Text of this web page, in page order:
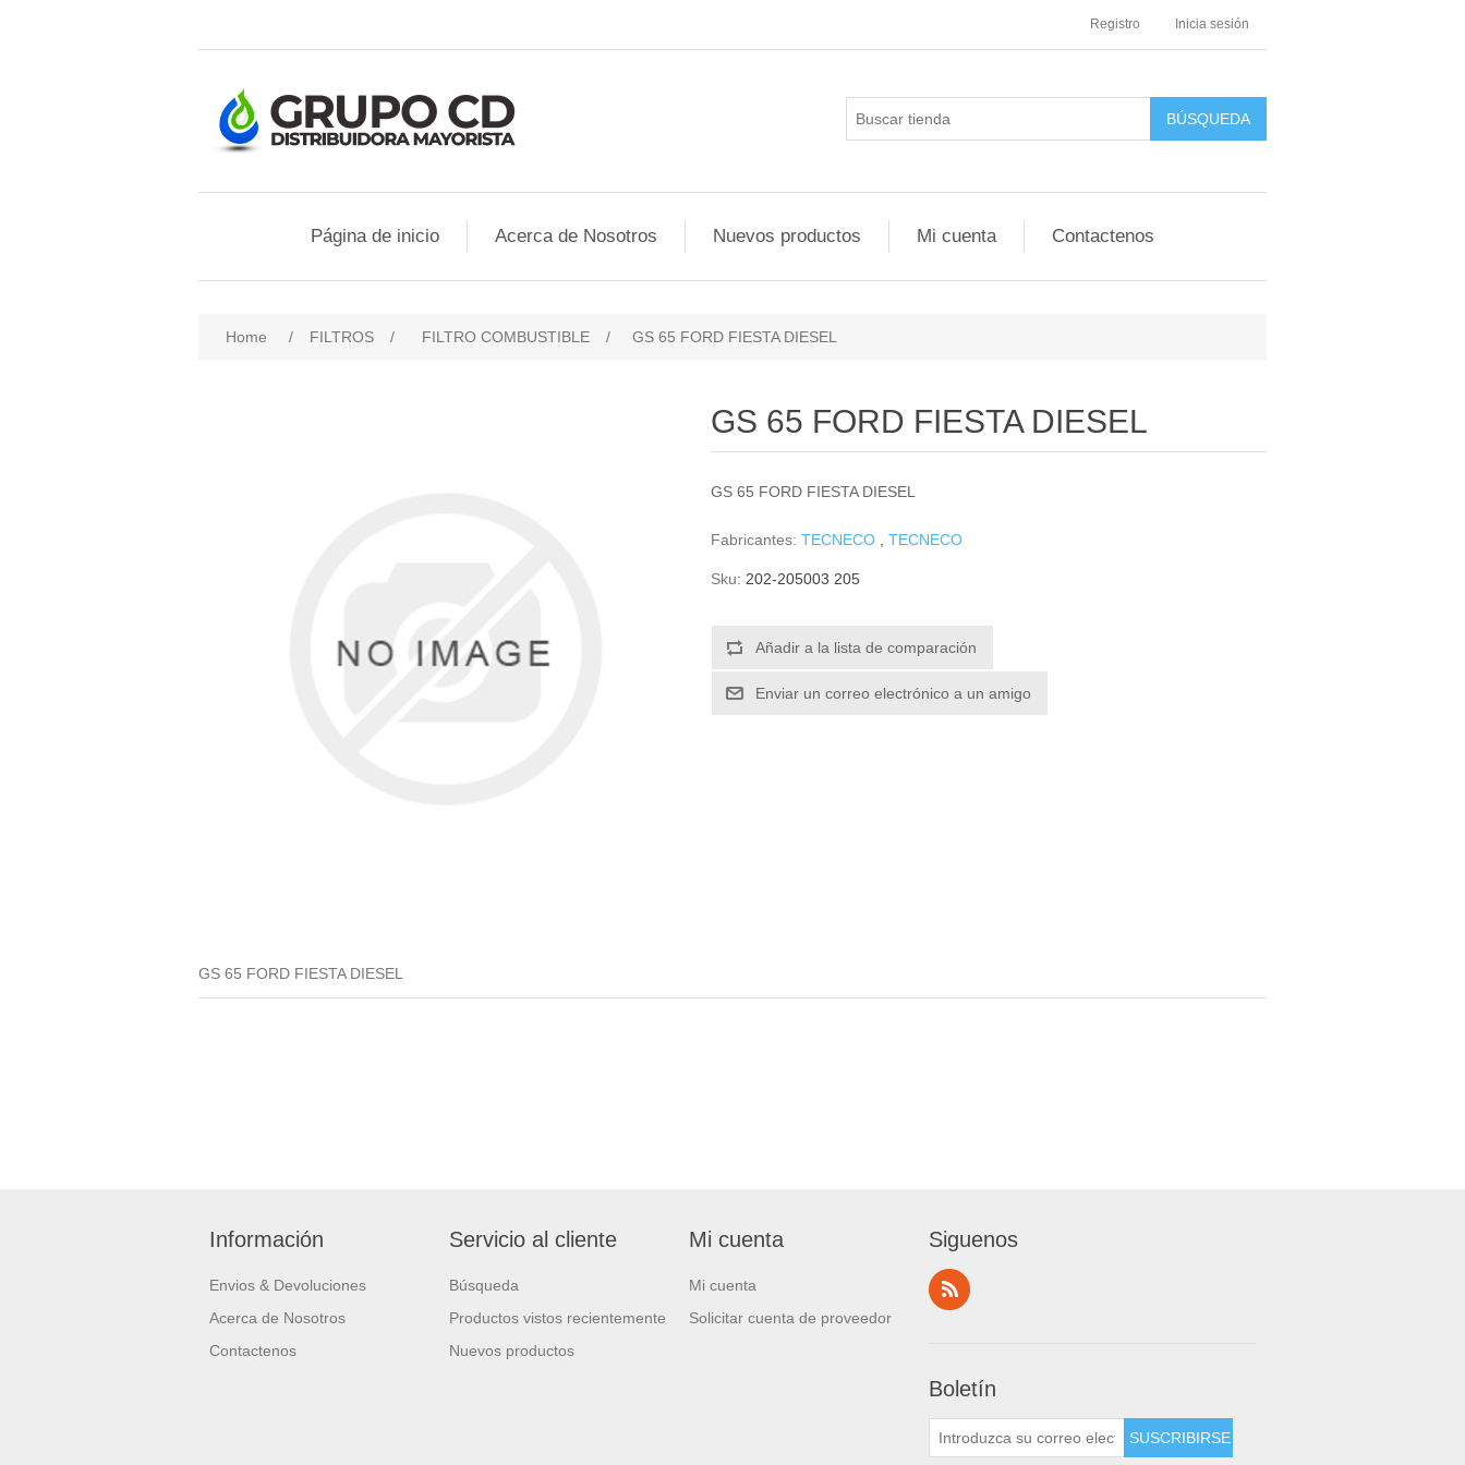
Registro Inicia sesión
Página de inicio Acerca de Nosotros Nuevos productos Mi cuenta Contactenos
Home / FILTROS / FILTRO COMBUSTIBLE / GS 65 FORD FIESTA DIESEL
GS 65 FORD FIESTA DIESEL
GS 65 FORD FIESTA DIESEL
Fabricantes: TECNECO TECNECO
Sku: 202-205003 205
GS 65 FORD FIESTA DIESEL
Información
Envios & Devoluciones
Acerca de Nosotros
Contactenos
Servicio al cliente
Búsqueda
Productos vistos recientemente
Nuevos productos
Mi cuenta
Mi cuenta
Solicitar cuenta de proveedor
Siguenos
Boletín